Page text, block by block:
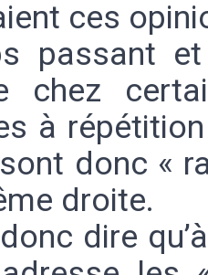
ces
passant
chez
à
donc «
droite.
dire